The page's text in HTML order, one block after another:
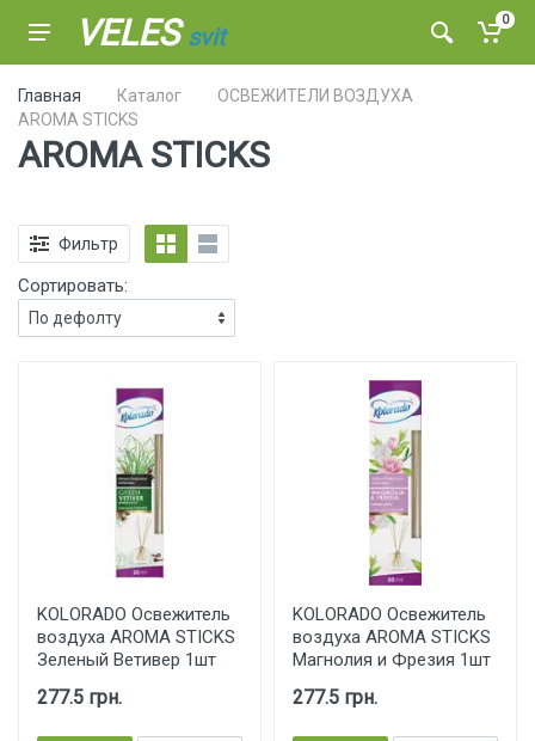
VELESsvit
0
Главная Каталог
ОСВЕЖИТЕЛИ ВОЗДУХА
AROMA STICKS
AROMA STICKS
Фильтр
Сортировать:
KOLORADO Освежитель
воздуха AROMA STICKS
Зеленый Ветивер 1шт
277.5 грн.
KOLORADO Освежитель
воздуха AROMA STICKS
Магнолия и Фрезия 1шт
277.5 грн.